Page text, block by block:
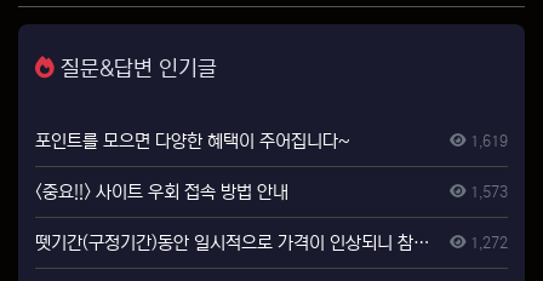
질문&답변 인기글
포인트를 모으면 다양한 혜택이 주어집니다~ 1,619
<중요!!> 사이트 우회 접속 방법 안내 1,573
뗏기간(구정기간)동안 일시적으로 가격이 인상되니 참고하시기 바랍니다. 1,272